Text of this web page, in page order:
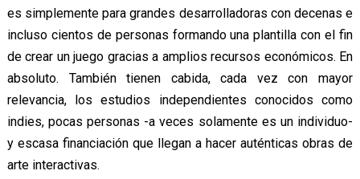
es simplemente para grandes desarrolladoras con decenas e
incluso cientos de personas formando una plantilla con el fin
de crear un juego gracias a amplios recursos económicos. En
absoluto. También tienen cabida, cada vez con mayor
relevancia, los estudios independientes conocidos como
indies, pocas personas -a veces solamente es un individuo-
y escasa financiación que llegan a hacer auténticas obras de
arte interactivas.